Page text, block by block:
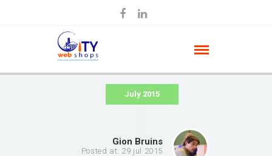
July 2015
Gion Bruins
Posted at: 29 jul 2015